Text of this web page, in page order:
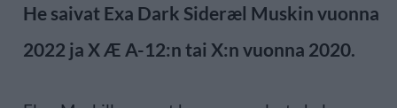
He saivat Exa Dark Sideræl Muskin vuonna
2022 ja X Æ A-12:n tai X:n vuonna 2020.